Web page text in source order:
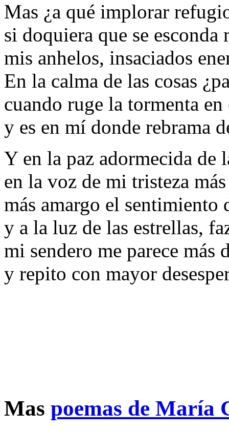
Mas ¿a qué implorar
si doquiera que se
mis anhelos, insaciados
En la calma de las cosas
cuando ruge la tormenta
y es en mí donde rebrama
Y en la paz adormecida de
en la voz de mi tristeza
más amargo el sentimiento
y a la luz de las estrellas,
mi sendero me parece más
y repito con mayor
Mas poemas de María